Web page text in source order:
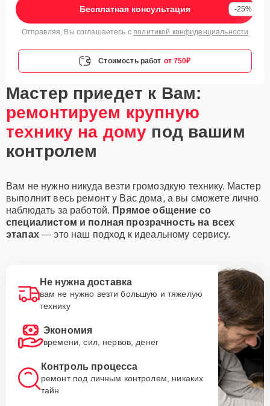
Бесплатная консультация -25%
Отправляя, Вы соглашаетесь с политикой конфиденциальности
Стоимость работ от 750₽
Мастер приедет к Вам:
ремонтируем крупную
технику на дому под вашим
контролем
Вам не нужно никуда везти громоздкую технику. Мастер
выполнит весь ремонт у Вас дома, а вы сможете лично
наблюдать за работой. Прямое общение со
специалистом и полная прозрачность на всех
этапах— это наш подход к идеальному сервису.
Не нужна доставка
вам не нужно везти большую и тяжелую
технику
Экономия
времени, сил, нервов, денег
Контроль процесса
ремонт под личным контролем, никаких
тайн